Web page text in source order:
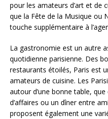
pour les amateurs d’art et de
que la Fête de la Musique ou
touche supplémentaire à
La gastronomie est un autre
quotidienne parisienne. Des
restaurants étoilés, Paris est
amateurs de cuisine. Les
autour d’une bonne table,
d’affaires ou un dîner entre
proposent également une